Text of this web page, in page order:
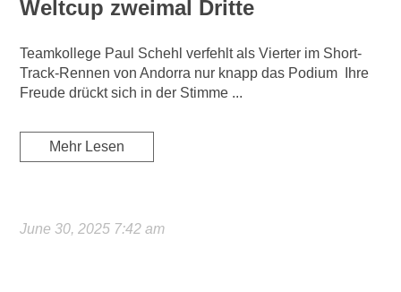
Weltcup zweimal Dritte
Teamkollege Paul Schehl verfehlt als Vierter im Short-
Track-Rennen von Andorra nur knapp das Podium Ihre
Freude drückt sich in der Stimme ...
Mehr Lesen
June 30, 2025 7:42 am